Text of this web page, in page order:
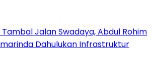
Jalan Swadaya, Abdul Rohim
Dahulukan Infrastruktur